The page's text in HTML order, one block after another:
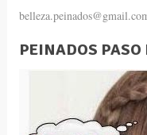
PEINADOS